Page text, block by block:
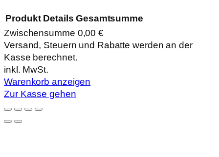
Produkte
im
Warenkorb
Produkt Details Gesamtsumme
Zwischensumme 0,00 €
Versand, Steuern und Rabatte werden an der
Kasse berechnet.
inkl. MwSt.
Warenkorb anzeigen
Zur Kasse gehen